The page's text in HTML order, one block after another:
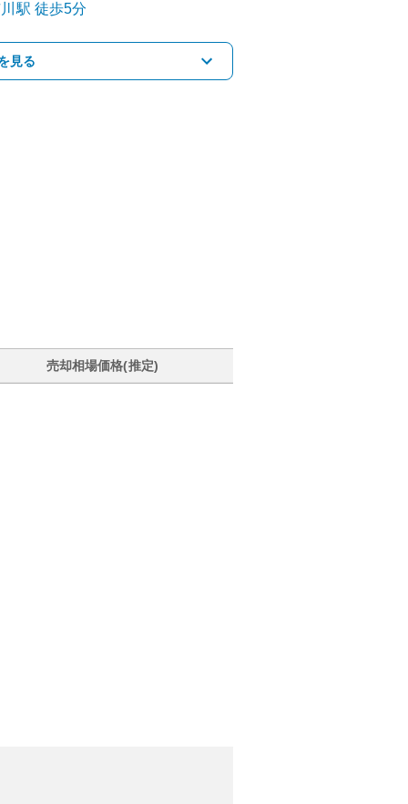
駅 徒歩5分
見る
売却相場価格(推定)